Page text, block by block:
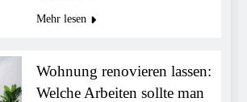
Mehr lesen
Wohnung renovieren lassen:
Welche Arbeiten sollte man